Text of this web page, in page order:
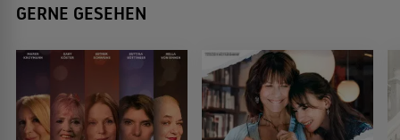
GERNE GESEHEN